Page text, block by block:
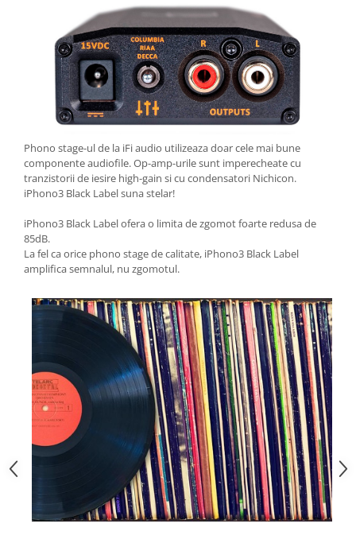
Phono stage-ul de la iFi audio utilizeaza doar cele mai bune
componente audiofile. Op-amp-urile sunt imperecheate cu
tranzistorii de iesire high-gain si cu condensatori Nichicon.
iPhono3 Black Label suna stelar!
iPhono3 Black Label ofera o limita de zgomot foarte redusa de
85dB.
La fel ca orice phono stage de calitate, iPhono3 Black Label
amplifica semnalul, nu zgomotul.